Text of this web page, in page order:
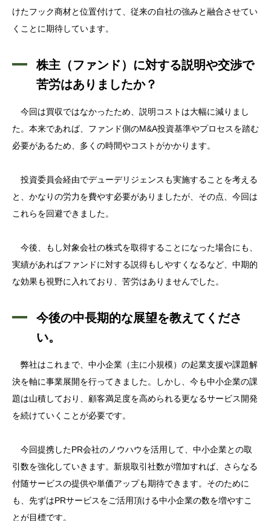
けたフック商材と位置付けて、従来の自社の強みと融合させてい
くことに期待しています。
株主（ファンド）に対する説明や交渉で
苦労はありましたか？
今回は買収ではなかったため、説明コストは大幅に減りまし
た。本来であれば、ファンド側のM&A投資基準やプロセスを踏む
必要があるため、多くの時間やコストがかかります。
投資委員会経由でデューデリジェンスも実施することを考える
と、かなりの労力を費やす必要がありましたが、その点、今回は
これらを回避できました。
今後、もし対象会社の株式を取得することになった場合にも、
実績があればファンドに対する説得もしやすくなるなど、中期的
な効果も視野に入れており、苦労はありませんでした。
今後の中長期的な展望を教えてくださ
い。
弊社はこれまで、中小企業（主に小規模）の起業支援や課題解
決を軸に事業展開を行ってきました。しかし、今も中小企業の課
題は山積しており、顧客満足度を高められる更なるサービス開発
を続けていくことが必要です。
今回提携したPR会社のノウハウを活用して、中小企業との取
引数を強化していきます。新規取引社数が増加すれば、さらなる
付随サービスの提供や単価アップも期待できます。そのために
も、先ずはPRサービスをご活用頂ける中小企業の数を増やすこ
とが目標です。